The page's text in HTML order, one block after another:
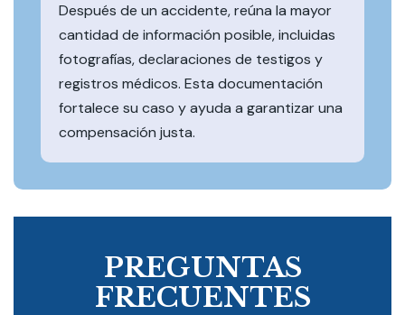
Después de un accidente, reúna la mayor
cantidad de información posible, incluidas
fotografías, declaraciones de testigos y
registros médicos. Esta documentación
fortalece su caso y ayuda a garantizar una
compensación justa.
PREGUNTAS
FRECUENTES